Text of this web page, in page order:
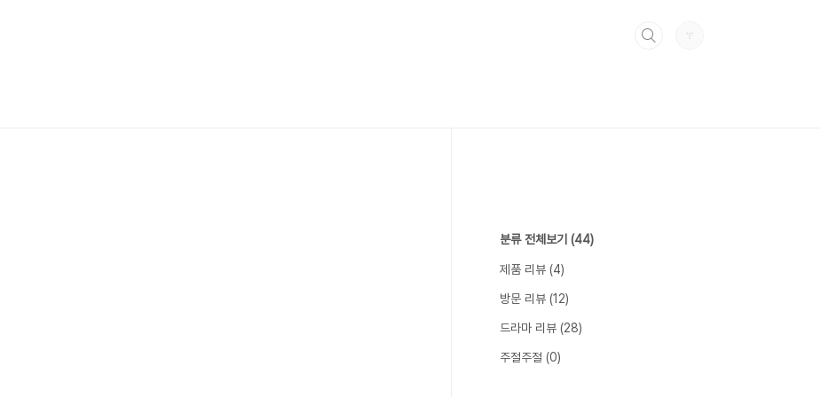
분류 전체보기 (44)
제품 리뷰 (4)
방문 리뷰 (12)
드라마 리뷰 (28)
주절주절 (0)